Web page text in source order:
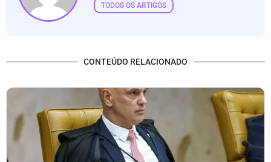
TODOS OS ARTIGOS
CONTEÚDO RELACIONADO